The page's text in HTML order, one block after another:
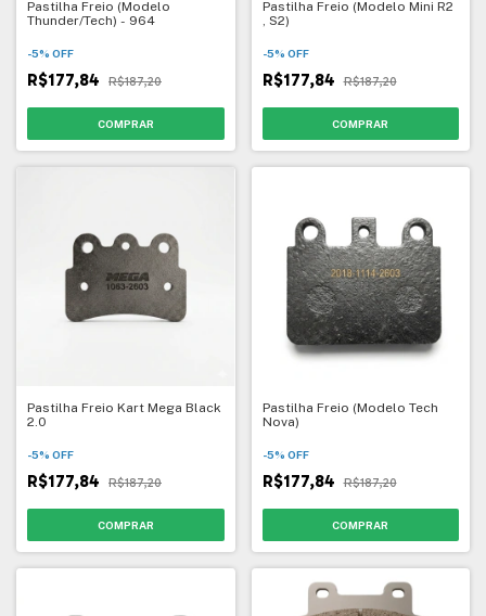
Pastilha Freio (Modelo
Thunder/Tech) - 964
-5% OFF
R$177,84 R$187,20
Pastilha Freio (Modelo Mini R2
, S2)
-5% OFF
R$177,84 R$187,20
Pastilha Freio Kart Mega Black
2.0
-5% OFF
R$177,84 R$187,20
Pastilha Freio (Modelo Tech
Nova)
-5% OFF
R$177,84 R$187,20